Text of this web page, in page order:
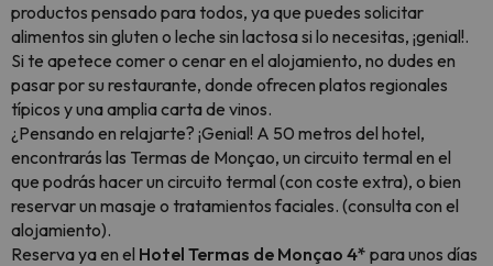
productos pensado para todos, ya que puedes solicitar
alimentos sin gluten o leche sin lactosa si lo necesitas, ¡genial!.
Si te apetece comer o cenar en el alojamiento, no dudes en
pasar por su restaurante, donde ofrecen platos regionales
típicos y una amplia carta de vinos.
¿Pensando en relajarte? ¡Genial! A 50 metros del hotel,
encontrarás las Termas de Monçao, un circuito termal en el
que podrás hacer un circuito termal (con coste extra), o bien
reservar un masaje o tratamientos faciales. (consulta con el
alojamiento).
Reserva ya en el Hotel Termas de Monçao 4* para unos días